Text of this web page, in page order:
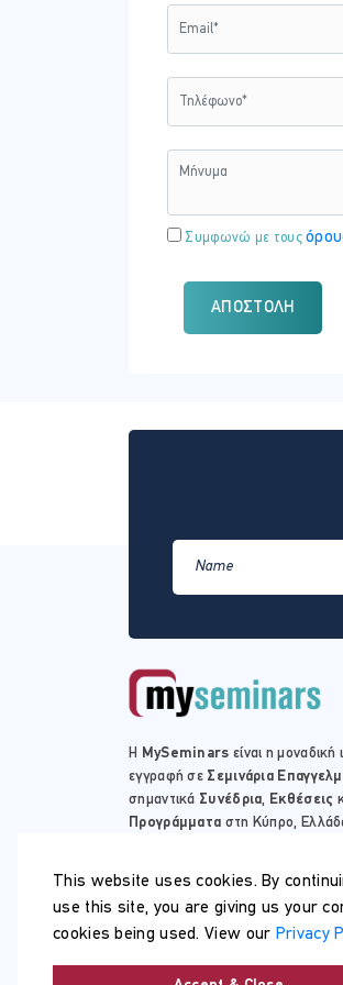
This website uses cookies. By
use this site, you are giving us your
cookies being used. View our Privacy
που
Συμφωνώ με τους
ΑΠΟΣΤΟΛΉ
Η MySeminars είναι η
εγγραφή σε Σεμινάρια
σημαντικά Συνέδρια, Εκθέσεις
Προγράμματα στη Κύπρο,